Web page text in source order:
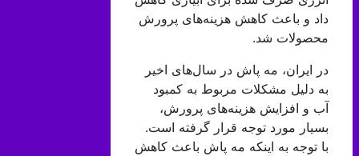
داد و باعث کاهش هزینه‌های پرورش
محصولات شد.
در ایران، مه پاش در سال‌های اخیر
به دلیل مشکلات مربوط به کمبود
آب و افزایش هزینه‌های پرورش،
بسیار مورد توجه قرار گرفته است.
با توجه به اینکه مه پاش باعث کاهش